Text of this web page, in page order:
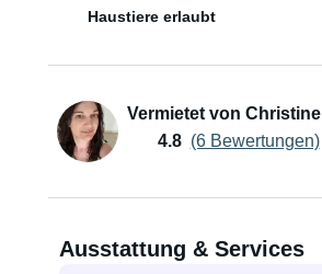
Haustiere erlaubt
Vermietet von Christine
4.8 (6 Bewertungen)
Ausstattung & Services